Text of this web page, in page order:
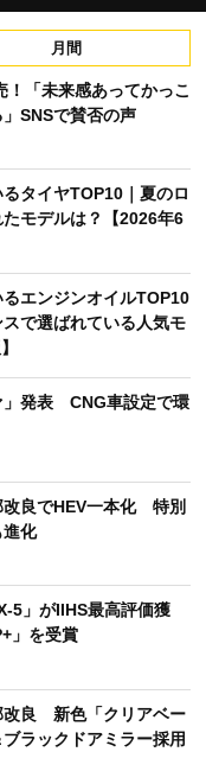
月間
！「未来感あってかっこ
SNSで賛否の声
るタイヤTOP10｜夏のロ
モデルは？【2026年6
るエンジンオイルTOP10
スで選ばれている人気モ
」発表 CNG車設定で環
改良でHEV一本化 特別
進化
5」がIIHS最高評価獲
」を受賞
改良 新色「クリアベー
ラックドアミラー採用